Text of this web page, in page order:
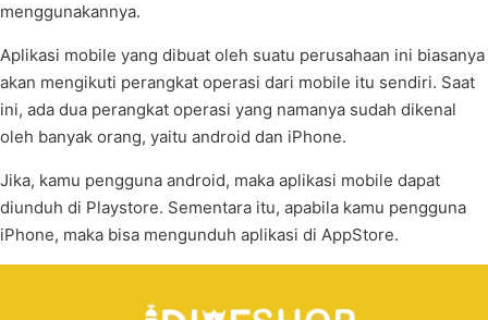
menggunakannya.
Aplikasi mobile yang dibuat oleh suatu perusahaan ini biasanya
akan mengikuti perangkat operasi dari mobile itu sendiri. Saat
ini, ada dua perangkat operasi yang namanya sudah dikenal
oleh banyak orang, yaitu android dan iPhone.
Jika, kamu pengguna android, maka aplikasi mobile dapat
diunduh di Playstore. Sementara itu, apabila kamu pengguna
iPhone, maka bisa mengunduh aplikasi di AppStore.